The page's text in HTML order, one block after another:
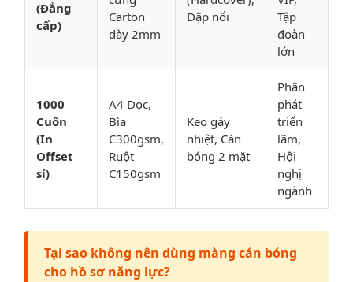
(Đẳng
cấp)
Carton
dày 2mm
Dập nổi
Tập
đoàn
lớn
1000
Cuốn
(In
Offset
sỉ)
A4 Dọc,
Bìa
C300gsm,
Ruột
C150gsm
Keo gáy
nhiệt, Cán
bóng 2 mặt
Phân
phát
triển
lãm,
Hội
nghị
ngành
Tại sao không nên dùng màng cán bóng
cho hồ sơ năng lực?